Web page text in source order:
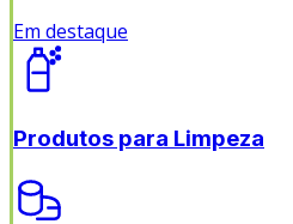
Em destaque
Produtos para Limpeza